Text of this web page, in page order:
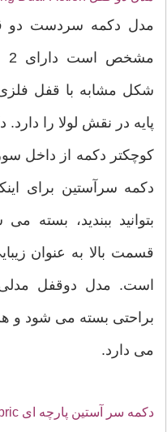
مدل دکمه سردست دو
شکل مشابه با قفل
پایه در نقش لولا را
کوچکتر دکمه از داخل
دکمه سرآستین برای
بتوانید ببندید،
قسمت بالا به عنوان
است. مدل دوقفل
براحتی بسته می شود و
می دارد.
دکمه سر آستین پارچه ای Fabric